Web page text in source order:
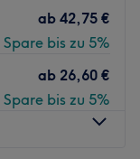
erwarten
Hier wird
ab 42,75 €
Spare bis zu 5%
ab 26,60 €
Spare bis zu 5%